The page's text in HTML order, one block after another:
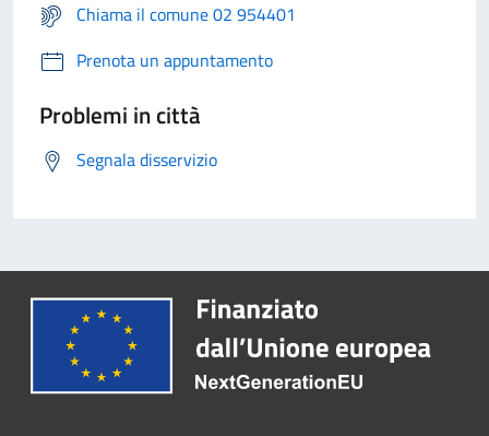
Chiama il comune 02 954401
Prenota un appuntamento
Problemi in città
Segnala disservizio